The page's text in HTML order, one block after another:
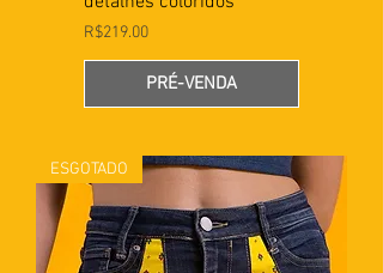
Preço
R$219.00
PRÉ-VENDA
ESGOTADO